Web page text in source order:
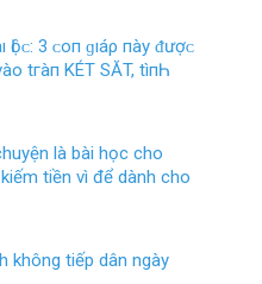
3 ᴄ‌ο‌п ɡıáρ пàу ᵭượᴄ‌
tгàп KÉT SĂT, tìпҺ
là bài học cho
tiền vì để dành cho
không tiếp dân ngày